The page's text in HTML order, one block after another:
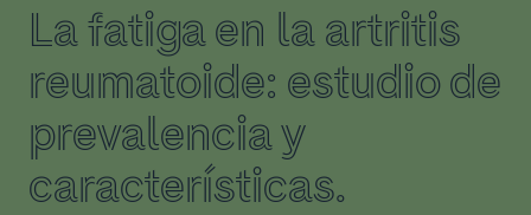
La fatiga en la artritis
reumatoide: estudio de
prevalencia y
características.